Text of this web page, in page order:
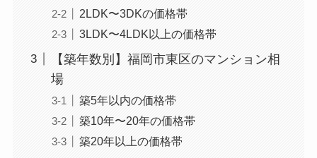
2LDK〜3DKの価格帯
3LDK〜4LDK以上の価格帯
【築年数別】福岡市東区のマンション相
場
築5年以内の価格帯
築10年〜20年の価格帯
築20年以上の価格帯